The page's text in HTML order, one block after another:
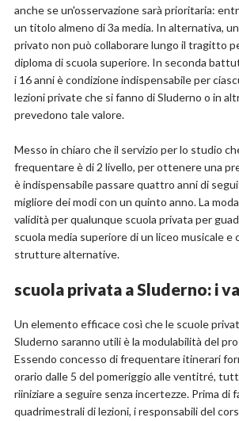
anche se un'osservazione sarà prioritaria:
un titolo almeno di 3a media. In alternativa,
privato non può collaborare lungo il tragitto
diploma di scuola superiore. In seconda
i 16 anni è condizione indispensabile per
lezioni private che si fanno di Sluderno o in
prevedono tale valore.
Messo in chiaro che il servizio per lo studio
frequentare è di 2 livello, per ottenere una
è indispensabile passare quattro anni di
migliore dei modi con un quinto anno. La
validità per qualunque scuola privata per
scuola media superiore di un liceo musicale e
strutture alternative.
scuola privata a Sluderno: i
Un elemento efficace così che le scuole
Sluderno saranno utili è la modulabilità del
Essendo concesso di frequentare itinerari
orario dalle 5 del pomeriggio alle ventitré,
riiniziare a seguire senza incertezze. Prima di
quadrimestrali di lezioni, i responsabili del